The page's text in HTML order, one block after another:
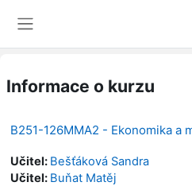
Informace o kurzu
B251-126MMA2 - Ekonomika a
Učitel: Bešťáková Sandra
Učitel: Buňat Matěj